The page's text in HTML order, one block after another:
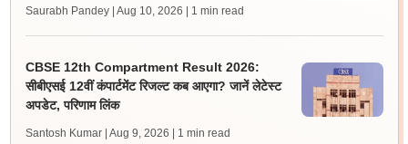
Saurabh Pandey | Aug 10, 2026 | 1 min read
CBSE 12th Compartment Result 2026:
सीबीएसई 12वीं कंपार्टमेंट रिजल्ट कब आएगा? जानें लेटेस्ट
अपडेट, परिणाम लिंक
Santosh Kumar | Aug 9, 2026 | 1 min read